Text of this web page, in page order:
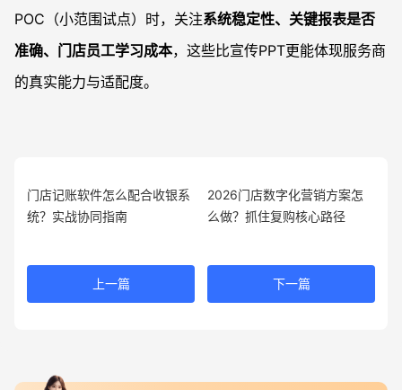
POC（小范围试点）时，关注系统稳定性、关键报表是否
准确、门店员工学习成本，这些比宣传PPT更能体现服务商
的真实能力与适配度。
门店记账软件怎么配合收银系
统？实战协同指南
上一篇
2026门店数字化营销方案怎
么做？抓住复购核心路径
下一篇